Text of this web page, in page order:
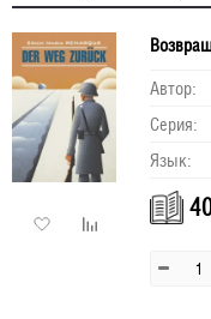
Автор:
Серия:
Язык: